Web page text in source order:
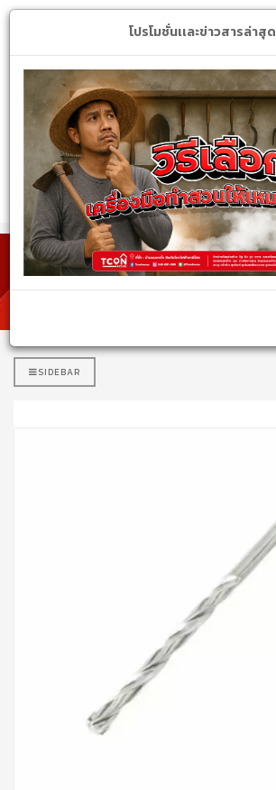
หมวดหมู่สินค้า
รายละเอียดสินค้า
SIDEBAR
โปรโมชั่นเเละข่าวสารล่าสุด